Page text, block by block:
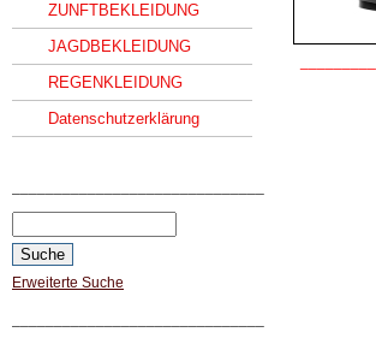
ZUNFTBEKLEIDUNG
JAGDBEKLEIDUNG
REGENKLEIDUNG
Datenschutzerklärung
Erweiterte Suche